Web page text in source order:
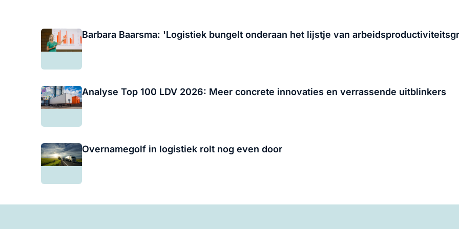
Barbara Baarsma: 'Logistiek bungelt onderaan het lijstje van
Analyse Top 100 LDV 2026: Meer concrete innovaties en verrassende uitblinkers
Overnamegolf in logistiek rolt nog even door